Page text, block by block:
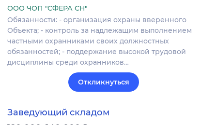
ООО ЧОП "СФЕРА СН"
Обязанности: - организация охраны вверенного
Объекта; - контроль за надлежащим выполнением
частными охранниками своих должностных
обязанностей; - поддержание высокой трудовой
дисциплины среди охранников…
Откликнуться
Заведующий складом